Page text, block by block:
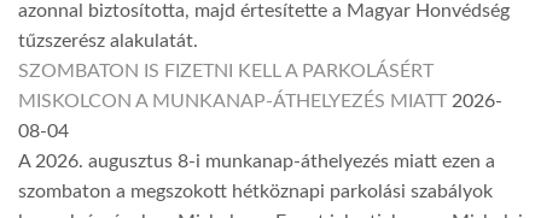
azonnal biztosította, majd értesítette a Magyar Honvédség
tűzszerész alakulatát.
SZOMBATON IS FIZETNI KELL A PARKOLÁSÉRT
MISKOLCON A MUNKANAP-ÁTHELYEZÉS MIATT 2026-
08-04
A 2026. augusztus 8-i munkanap-áthelyezés miatt ezen a
szombaton a megszokott hétköznapi parkolási szabályok